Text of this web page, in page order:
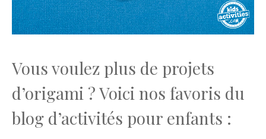
Vous voulez plus de projets
d’origami ? Voici nos favoris du
blog d’activités pour enfants :